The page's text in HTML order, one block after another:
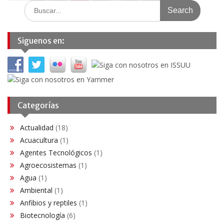
entradas
Search
for:
Siguenos en:
Categorías
Actualidad (18)
Acuacultura (1)
Agentes Tecnológicos (1)
Agroecosistemas (1)
Agua (1)
Ambiental (1)
Anfibios y reptiles (1)
Biotecnología (6)